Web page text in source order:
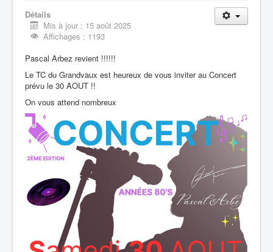
Détails
Mis à jour : 15 août 2025
Affichages : 1193
Pascal Arbez revient !!!!!!
Le TC du Grandvaux est heureux de vous inviter au Concert
prévu le 30 AOUT !!
On vous attend nombreux